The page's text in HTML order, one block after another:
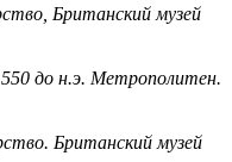
Британский музей
до н.э. Метрополитен.
Британский музей